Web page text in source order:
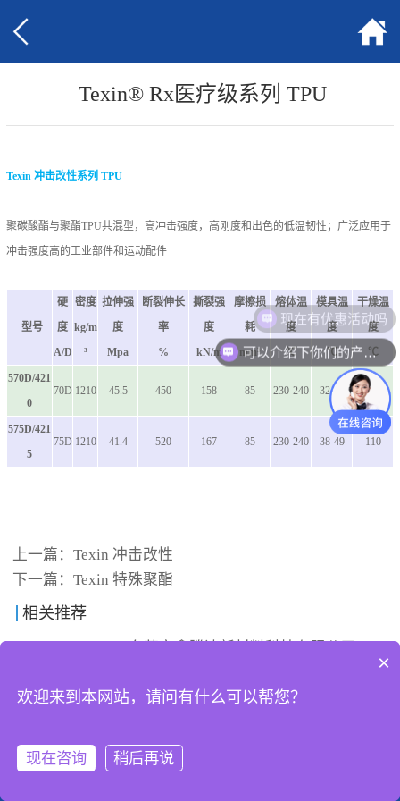
​ Texin® Rx医疗级系列 TPU
Texin 冲击改性系列 TPU
聚碳酸酯与聚酯TPU共混型，高冲击强度，高刚度和出色的低温韧性；广泛应用于
冲击强度高的工业部件和运动配件
型号
硬
度
A/D
密度
kg/m
³
拉伸强
度
Mpa
断裂伸长
率
%
撕裂强
度
kN/m
摩擦损
耗
mm³
熔体温
度
℃
模具温
度
℃
干燥温
度
℃
570D/421
0
70D 1210 45.5 450 158 85 230-240 32-49 110
575D/421
5
75D 1210 41.4 520 167 85 230-240 38-49 110
上一篇： Texin 冲击改性
下一篇： Texin 特殊聚酯
相关推荐
可以介绍下你们的产品么
现在有优惠活动吗
×
欢迎来到本网站，请问有什么可以帮您？
现在咨询 稍后再说